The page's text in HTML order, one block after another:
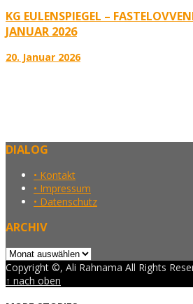
KG EULENSPIEGEL –
JANUAR 2026
20. Januar 2026
DIALOG
• Kontakt
• Impressum
• Datenschutz
ARCHIV
Archiv
Copyright ©, Ali Rahnama All Rights
↑ nach oben